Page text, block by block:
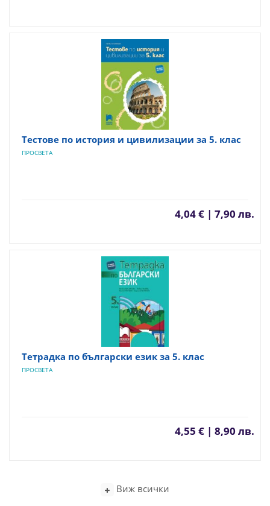
Тестове по история и цивилизации за 5. клас
ПРОСВЕТА
4,04 € | 7,90 лв.
Тетрадка по български език за 5. клас
ПРОСВЕТА
4,55 € | 8,90 лв.
Виж всички